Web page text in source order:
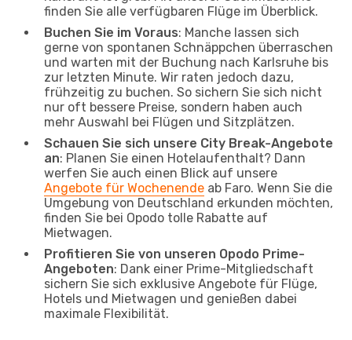
finden Sie alle verfügbaren Flüge im Überblick.
Buchen Sie im Voraus: Manche lassen sich
gerne von spontanen Schnäppchen überraschen
und warten mit der Buchung nach Karlsruhe bis
zur letzten Minute. Wir raten jedoch dazu,
frühzeitig zu buchen. So sichern Sie sich nicht
nur oft bessere Preise, sondern haben auch
mehr Auswahl bei Flügen und Sitzplätzen.
Schauen Sie sich unsere City Break-Angebote
an: Planen Sie einen Hotelaufenthalt? Dann
werfen Sie auch einen Blick auf unsere
Angebote für Wochenende ab Faro. Wenn Sie die
Umgebung von Deutschland erkunden möchten,
finden Sie bei Opodo tolle Rabatte auf
Mietwagen.
Profitieren Sie von unseren Opodo Prime-
Angeboten: Dank einer Prime-Mitgliedschaft
sichern Sie sich exklusive Angebote für Flüge,
Hotels und Mietwagen und genießen dabei
maximale Flexibilität.